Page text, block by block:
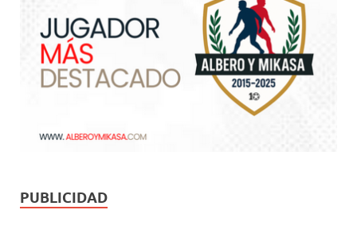
PUBLICIDAD